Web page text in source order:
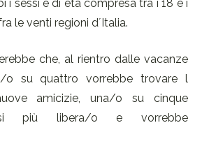
i sessi e di età compresa tra i 18 e i
le venti regioni d´Italia.
che, al rientro dalle vacanze
o su quattro vorrebbe trovare l
amicizie, una/o su cinque
più libera/o e vorrebbe